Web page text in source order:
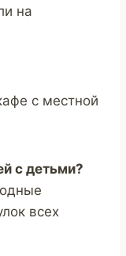
на
с местной
с детьми?
всех